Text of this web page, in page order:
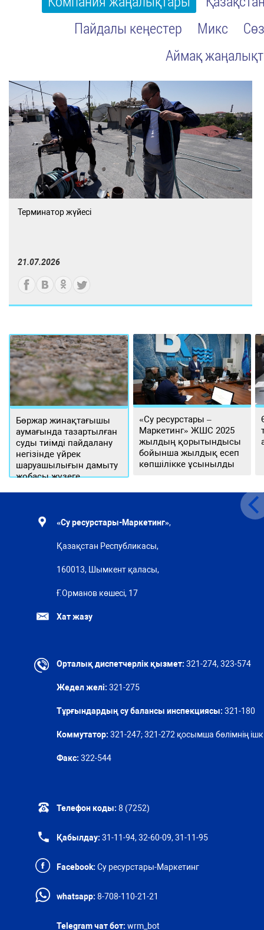
Пайдалы кеңестер
Микс
Аймақ
Терминатор жүйесі
21.07.2026
Бөржар жинақтағышы
аумағында тазартылған
суды тиімді пайдалану
негізінде үйрек
шаруашылығын дамыту
жобасы жүзеге
«Су ресурстары –
Маркетинг» ЖШС 2025
жылдың қорытындысы
бойынша жылдық есеп
көпшілікке ұсынылды
«Су ресурстары-Маркетинг»,
Қазақстан Республикасы,
160013, Шымкент қаласы,
Ғ.Орманов көшесі, 17
Хат жазу
Орталық диспетчерлік қызмет: 321-274, 323-574
Жедел желі: 321-275
Тұрғындардың су балансы инспекциясы: 321-180
Коммутатор: 321-247; 321-272 қосымша бөлімнің ішкі
Факс: 322-544
Телефон коды: 8 (7252)
Қабылдау: 31-11-94, 32-60-09, 31-11-95
Facebook: Су ресурстары-Маркетинг
whatsapp: 8-708-110-21-21
Telegram чат бот: wrm_bot